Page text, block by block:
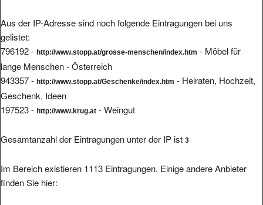
Aus der IP-Adresse sind noch folgende Eintragungen bei uns
gelistet:
796192 - http://www.stopp.at/grosse-menschen/index.htm - Möbel für
lange Menschen - Österreich
943357 - http://www.stopp.at/Geschenke/index.htm - Heiraten, Hochzeit,
Geschenk, Ideen
197523 - http://www.krug.at - Weingut
Gesamtanzahl der Eintragungen unter der IP ist 3
Im Bereich existieren 1113 Eintragungen. Einige andere Anbieter
finden Sie hier: